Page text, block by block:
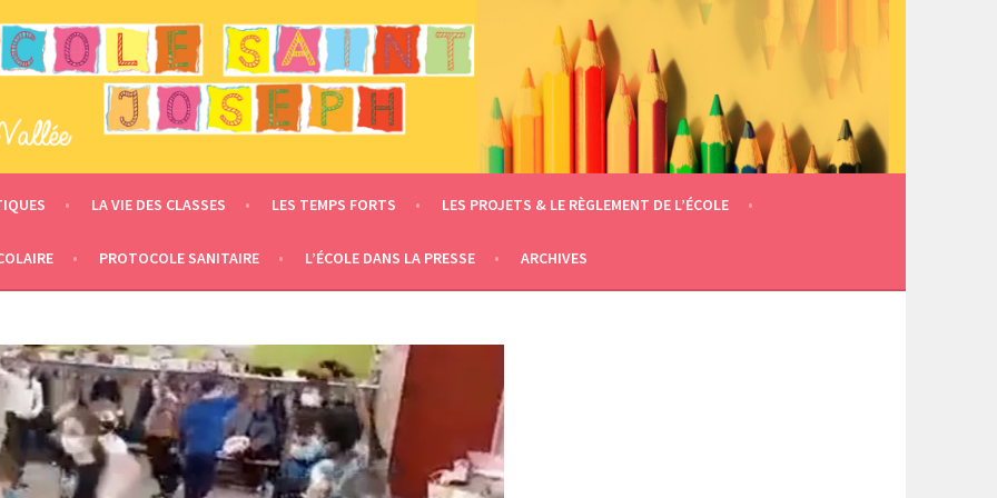
LE MESNIL EN VALLÉE
LA VIE DES CLASSES LES TEMPS FORTS LES PROJETS & LE RÈGLEMENT DE L’ÉCOLE
PROTOCOLE SANITAIRE L’ÉCOLE DANS LA PRESSE ARCHIVES